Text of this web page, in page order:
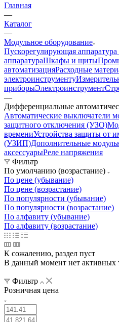
Главная
—
Каталог
—
Модульное оборудование
Пускорегулирующая
аппаратураШкафы и щиты
автоматизацияРасходные
электроинструменту
приборыЭлектроинструмент
—
Дифференциальные
Автоматические выключатели
защитного отключения (УЗО)
времениУстройства защиты от
(УЗИП)Дополнительные
аксессуарыРеле напряжения
Фильтр
По умолчанию (возрастание)
По цене (убывание)
По цене (возрастание)
По популярности (убывание)
По популярности (возрастание)
По алфавиту (убывание)
По алфавиту (возрастание)
К сожалению, раздел пуст
В данный момент нет активных
Фильтр
Розничная цена